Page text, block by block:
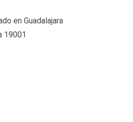
en Guadalajara
19001